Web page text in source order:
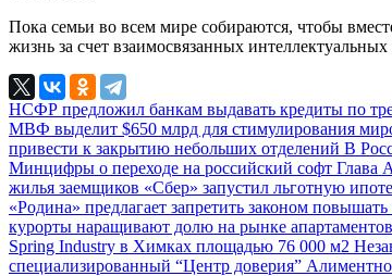
Пока семьи во всем мире собираются, чтобы
жизнь за счет взаимосвязанных
НСФР предложил банкам выдавать кредиты по
МВФ выделит $650 млрд для стимулирования
привести к закрытию небольших отделений В
Минцифры о переходе на российский софт Глава
жилья заемщиков «Сбер» запустил льготную
«Родина» предлагает запретить законом
курорты наращивают долю на рынке апартаментов
Spring Industry в Химках площадью 76 000 м2
специализированный “Центр доверия”